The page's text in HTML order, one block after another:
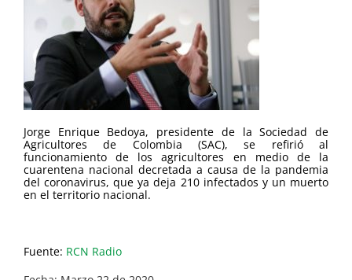
Jorge Enrique Bedoya, presidente de la Sociedad de
Agricultores de Colombia (SAC), se refirió al
funcionamiento de los agricultores en medio de la
cuarentena nacional decretada a causa de la pandemia
del coronavirus, que ya deja 210 infectados y un muerto
en el territorio nacional.
Fuente: RCN Radio